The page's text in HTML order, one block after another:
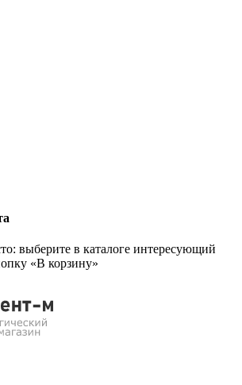
выберите в каталоге интересующий
«В корзину»